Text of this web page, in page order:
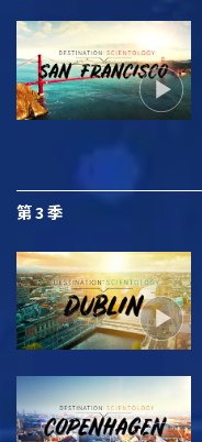
第 3 季